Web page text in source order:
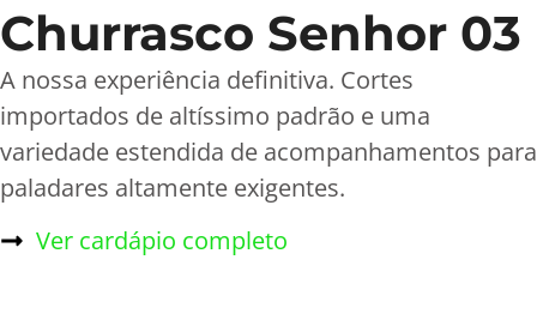
Churrasco Senhor 03
A nossa experiência definitiva. Cortes
importados de altíssimo padrão e uma
variedade estendida de acompanhamentos para
paladares altamente exigentes.
Ver cardápio completo